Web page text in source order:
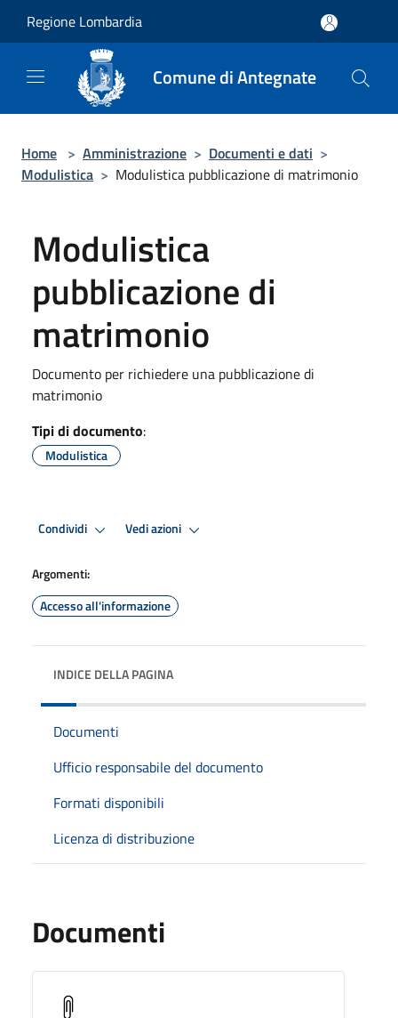
Regione Lombardia
Comune di Antegnate
Home > Amministrazione > Documenti e dati >
Modulistica > Modulistica pubblicazione di matrimonio
Modulistica
pubblicazione di
matrimonio
Documento per richiedere una pubblicazione di
matrimonio
Tipi di documento:
Modulistica
Condividi Vedi azioni
Argomenti:
Accesso all'informazione
INDICE DELLA PAGINA
Documenti
Ufficio responsabile del documento
Formati disponibili
Licenza di distribuzione
Documenti